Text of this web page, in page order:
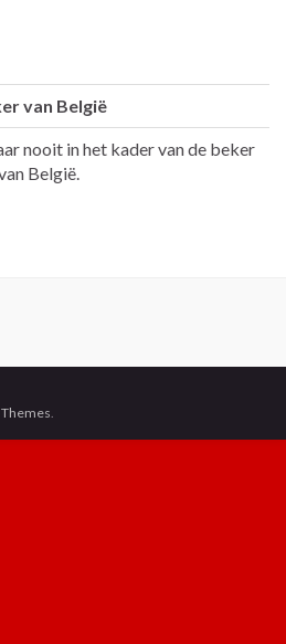
van België
nooit in het kader van de beker
België.
.